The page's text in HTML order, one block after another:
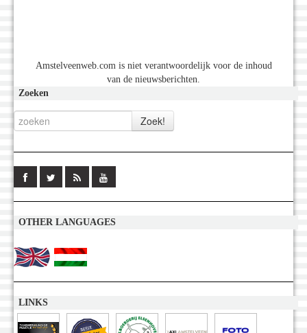
Amstelveenweb.com is niet verantwoordelijk voor de inhoud
van de nieuwsberichten.
Zoeken
OTHER LANGUAGES
LINKS